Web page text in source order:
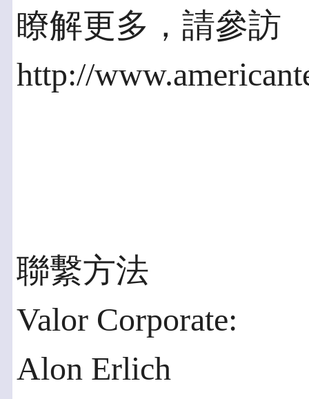
瞭解更多，請參訪
http://
聯繫方法
Valor Corporate:
Alon Erlich